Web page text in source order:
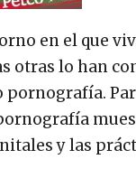
en el que
lo han
y las